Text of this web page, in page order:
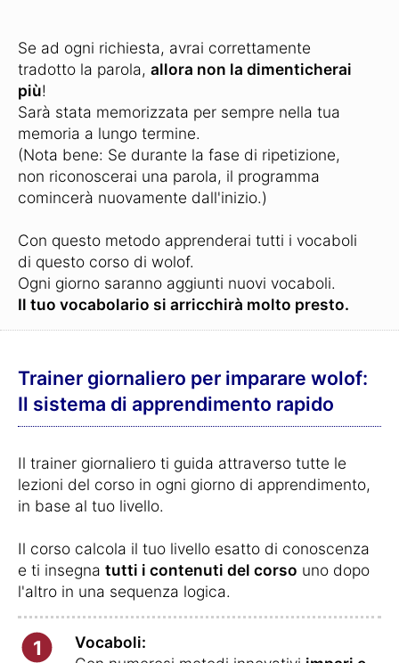
Se ad ogni richiesta, avrai correttamente
tradotto la parola, allora non la dimenticherai
più!
Sarà stata memorizzata per sempre nella tua
memoria a lungo termine.
(Nota bene: Se durante la fase di ripetizione,
non riconoscerai una parola, il programma
comincerà nuovamente dall'inizio.)
Con questo metodo apprenderai tutti i vocaboli
di questo corso di wolof.
Ogni giorno saranno aggiunti nuovi vocaboli.
Il tuo vocabolario si arricchirà molto presto.
Trainer giornaliero per imparare wolof:
Il sistema di apprendimento rapido
Il trainer giornaliero ti guida attraverso tutte le
lezioni del corso in ogni giorno di apprendimento,
in base al tuo livello.
Il corso calcola il tuo livello esatto di conoscenza
e ti insegna tutti i contenuti del corso uno dopo
l'altro in una sequenza logica.
1
Vocaboli: